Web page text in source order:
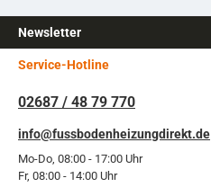
Newsletter
Service-Hotline
02687 / 48 79 770
info@fussbodenheizungdirekt.de
Mo-Do, 08:00 - 17:00 Uhr
Fr, 08:00 - 14:00 Uhr